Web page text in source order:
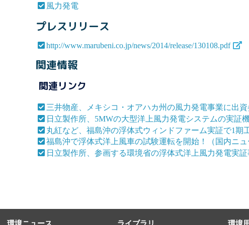
風力発電
プレスリリース
http://www.marubeni.co.jp/news/2014/release/130108.pdf
関連情報
関連リンク
三井物産、メキシコ・オアハカ州の風力発電事業に出
日立製作所、5MWの大型洋上風力発電システムの実証
丸紅など、福島沖の浮体式ウィンドファーム実証で1期
福島沖で浮体式洋上風車の試験運転を開始！（国内ニュ
日立製作所、参画する環境省の浮体式洋上風力発電実
環境ニュース ライブラリ 環境